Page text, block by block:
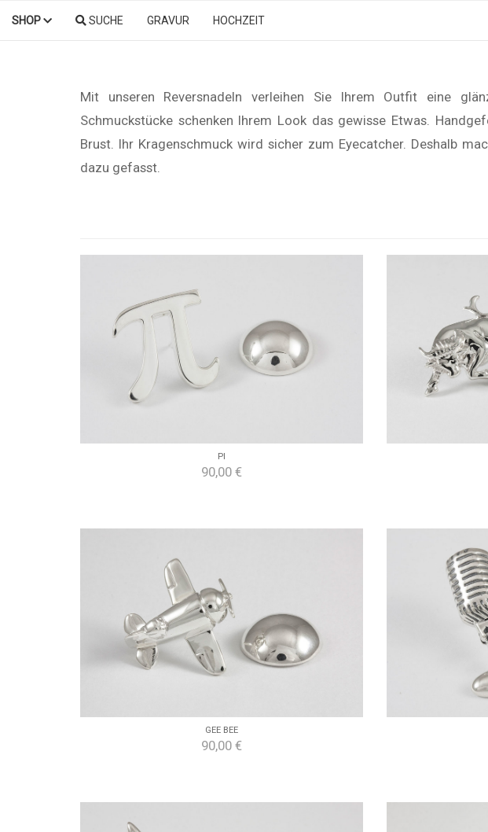
Mit unseren Reversnadeln verleihen Sie Ihrem Outfit eine
Schmuckstücke schenken Ihrem Look das gewisse Etwas.
Brust. Ihr Kragenschmuck wird sicher zum Eyecatcher. Deshalb
dazu gefasst.
PI
90,00 €
GEE BEE
90,00 €
SHOP SUCHE GRAVUR HOCHZEIT